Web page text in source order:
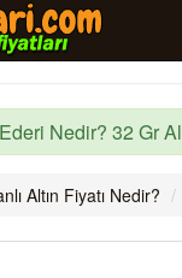
Nedir? 32 Gr
Altın Fiyatı Nedir?